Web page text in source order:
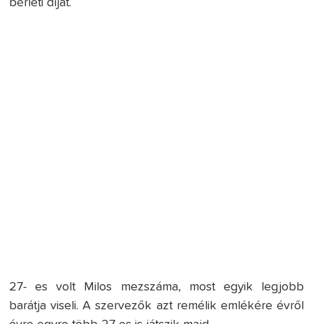
bérleti díját.
27- es volt Milos mezszáma, most egyik legjobb
barátja viseli. A szervezők azt remélik emlékére évről